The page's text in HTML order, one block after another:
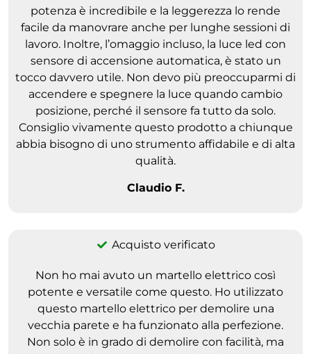
potenza è incredibile e la leggerezza lo rende
facile da manovrare anche per lunghe sessioni di
lavoro. Inoltre, l’omaggio incluso, la luce led con
sensore di accensione automatica, è stato un
tocco davvero utile. Non devo più preoccuparmi di
accendere e spegnere la luce quando cambio
posizione, perché il sensore fa tutto da solo.
Consiglio vivamente questo prodotto a chiunque
abbia bisogno di uno strumento affidabile e di alta
qualità.
Claudio F.
Acquisto verificato
Non ho mai avuto un martello elettrico così
potente e versatile come questo. Ho utilizzato
questo martello elettrico per demolire una
vecchia parete e ha funzionato alla perfezione.
Non solo è in grado di demolire con facilità, ma